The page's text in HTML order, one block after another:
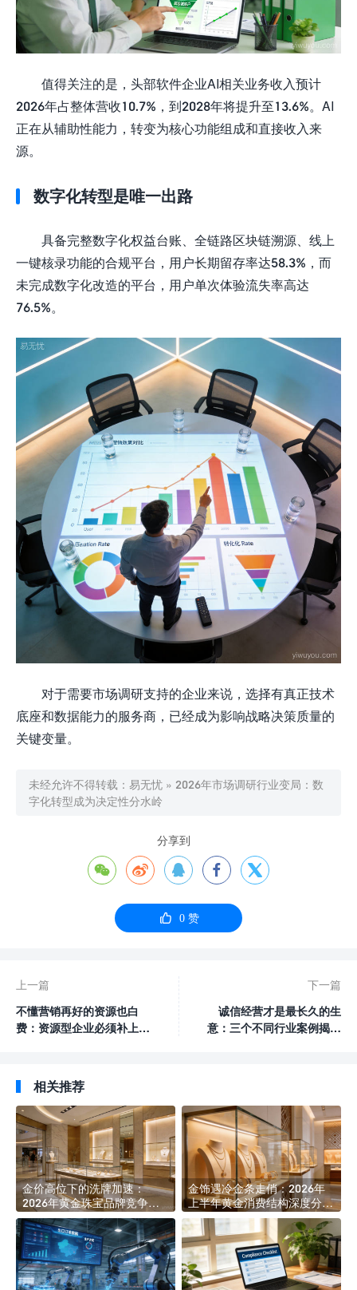
值得关注的是，头部软件企业AI相关业务收入预计
2026年占整体营收10.7%，到2028年将提升至13.6%。AI
正在从辅助性能力，转变为核心功能组成和直接收入来
源。
数字化转型是唯一出路
具备完整数字化权益台账、全链路区块链溯源、线上
一键核录功能的合规平台，用户长期留存率达58.3%，而
未完成数字化改造的平台，用户单次体验流失率高达
76.5%。
对于需要市场调研支持的企业来说，选择有真正技术
底座和数据能力的服务商，已经成为影响战略决策质量的
关键变量。
未经允许不得转载： 易无忧 » 2026年市场调研行业变局：数
字化转型成为决定性分水岭
分享到
    
 0赞
上一篇
不懂营销再好的资源也白
费：资源型企业必须补上的
下一篇
诚信经营才是最长久的生
意：三个不同行业案例揭示
相关推荐
金价高位下的洗牌加速：
2026年黄金珠宝品牌竞争格
局深度解析
金饰遇冷金条走俏：2026年
上半年黄金消费结构深度分化
透视